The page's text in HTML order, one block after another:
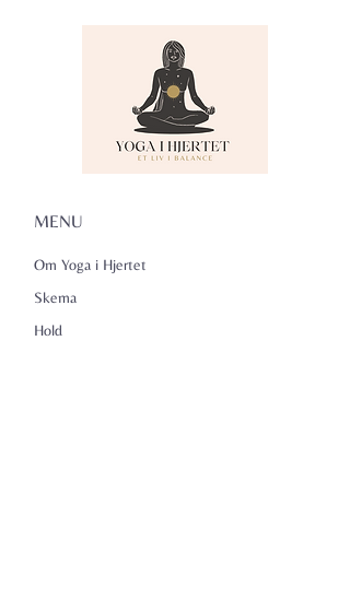
MENU
Om Yoga i Hjertet
Skema
Hold